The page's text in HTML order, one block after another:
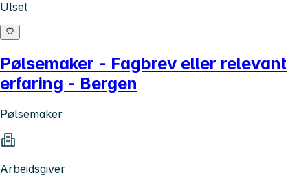
Ulset
Pølsemaker - Fagbrev eller relevant
erfaring - Bergen
Pølsemaker
Arbeidsgiver